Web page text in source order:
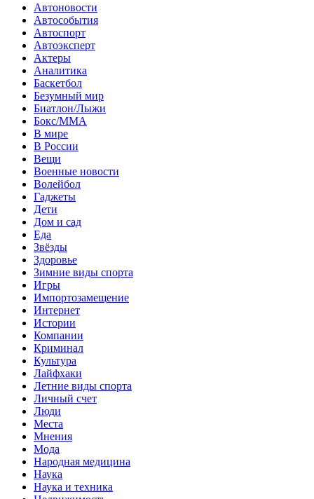
Автоновости
Автособытия
Автоспорт
Автоэксперт
Актеры
Аналитика
Баскетбол
Безумный мир
Биатлон/Лыжи
Бокс/MMA
В мире
В России
Вещи
Военные новости
Волейбол
Гаджеты
Дети
Дом и сад
Еда
Звёзды
Здоровье
Зимние виды спорта
Игры
Импортозамещение
Интернет
Истории
Компании
Криминал
Культура
Лайфхаки
Летние виды спорта
Личный счет
Люди
Места
Мнения
Мода
Народная медицина
Наука
Наука и техника